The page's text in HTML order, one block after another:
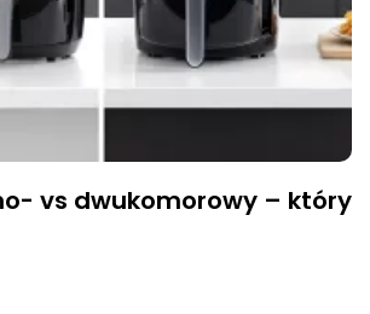
vs dwukomorowy – który